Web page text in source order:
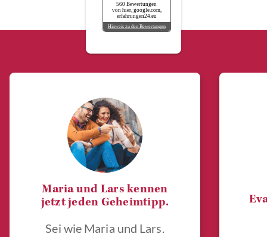
560 Bewertungen
von hier, google.com,
erfahrungen24.eu
Hinweis zu den Bewertungen
Maria und Lars kennen
jetzt jeden Geheimtipp.
Sei wie Maria und Lars.